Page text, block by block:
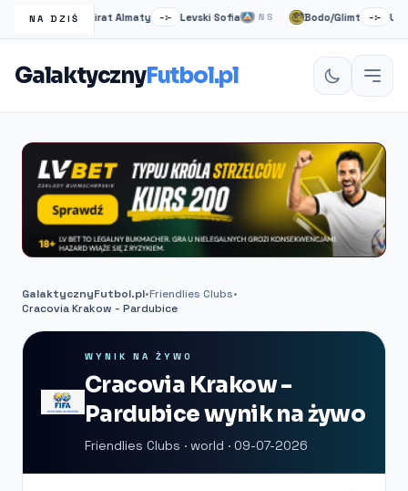
NA DZIŚ
NS Kairat Almaty –:– Levski Sofia NS Bodo/Glimt –:– Union
GalaktycznyFutbol.pl
GalaktycznyFutbol.pl•Friendlies Clubs•
Cracovia Krakow - Pardubice
WYNIK NA ŻYWO
Cracovia Krakow -
Pardubice wynik na żywo
Friendlies Clubs · world · 09-07-2026